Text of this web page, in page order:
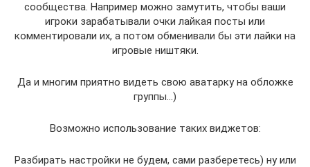
сообщества. Например можно замутить, чтобы ваши
игроки зарабатывали очки лайкая посты или
комментировали их, а потом обменивали бы эти лайки на
игровые ништяки.
Да и многим приятно видеть свою аватарку на обложке
группы…)
Возможно использование таких виджетов:
Разбирать настройки не будем, сами разберетесь) ну или